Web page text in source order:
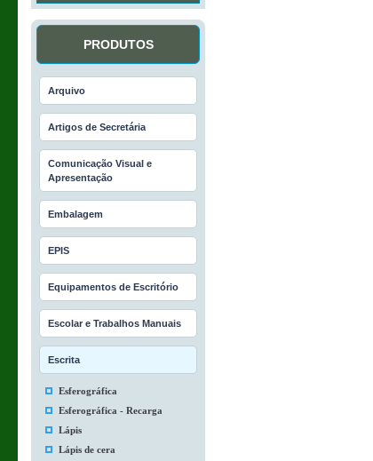
PRODUTOS
Arquivo
Artigos de Secretária
Comunicação Visual e
Apresentação
Embalagem
EPIS
Equipamentos de Escritório
Escolar e Trabalhos Manuais
Escrita
Esferográfica
Esferográfica - Recarga
Lápis
Lápis de cera